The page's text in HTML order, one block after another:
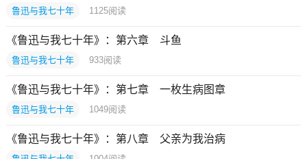
鲁迅与我七十年 1125阅读
《鲁迅与我七十年》：第六章 斗鱼
鲁迅与我七十年 933阅读
《鲁迅与我七十年》：第七章 一枚生病图章
鲁迅与我七十年 1049阅读
《鲁迅与我七十年》：第八章 父亲为我治病